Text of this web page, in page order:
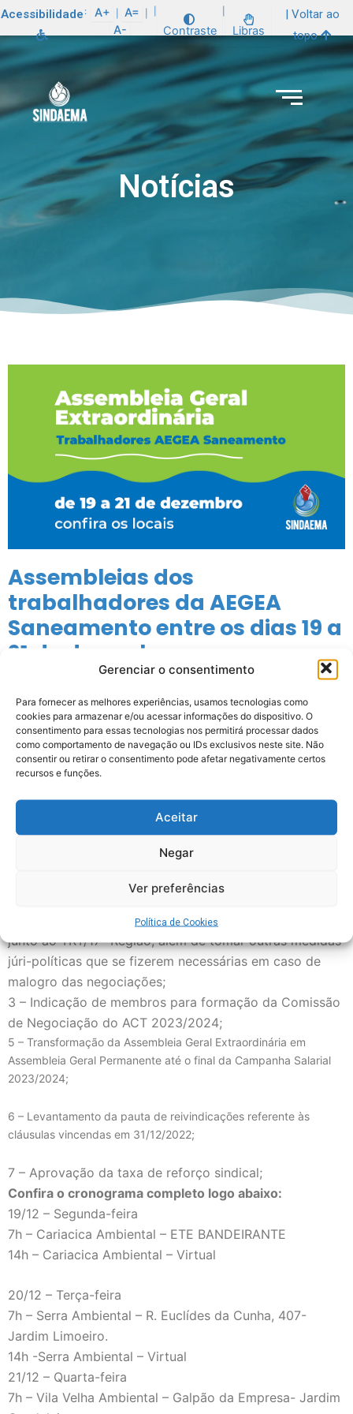
Gerenciar o consentimento
Para fornecer as melhores experiências, usamos tecnologias como
cookies para armazenar e/ou acessar informações do dispositivo. O
consentimento para essas tecnologias nos permitirá processar dados
como comportamento de navegação ou IDs exclusivos neste site. Não
consentir ou retirar o consentimento pode afetar negativamente certos
recursos e funções.
Aceitar
Negar
Ver preferências
Política de Cookies
Acessibilidade : A+ A=
A- Contraste Libras
| Voltar ao
topo
Notícias
Assembleias dos
trabalhadores da AEGEA
Saneamento entre os dias 19 a
21 de dezembro
Assembleias presenciais e onlines com os trabalhadores da
AEGEA Saneamento lotados em: Ambiental Cariacica
Concessionária de Saneamento SPE S/A, Concessionária De
Saneamento Serra Ambiental S/A e Vila Velha Ambiental para
Assembleia Geral Extraordinária para deliberar sobre os
seguintes pontos:
1 – Autorização ao SINDAEMA para celebrar e ratificar,
durante ano de 2023/2024, Acordo Coletivo de
2 – Autorização ao SINDAEMA para suscitar Dissídio
Coletivo de Trabalho de natureza econômica ou jurídica
junto ao TRT/17ª Região, além de tomar outras medidas
júri-políticas que se fizerem necessárias em caso de
malogro das negociações;
3 – Indicação de membros para formação da Comissão
de Negociação do ACT 2023/2024;
5 – Transformação da Assembleia Geral Extraordinária em
Assembleia Geral Permanente até o final da Campanha Salarial
2023/2024;
6 – Levantamento da pauta de reivindicações referente às
cláusulas vincendas em 31/12/2022;
7 – Aprovação da taxa de reforço sindical;
Confira o cronograma completo logo abaixo:
19/12 – Segunda-feira
7h – Cariacica Ambiental – ETE BANDEIRANTE
14h – Cariacica Ambiental – Virtual
20/12 – Terça-feira
7h – Serra Ambiental – R. Euclídes da Cunha, 407-
Jardim Limoeiro.
14h -Serra Ambiental – Virtual
21/12 – Quarta-feira
7h – Vila Velha Ambiental – Galpão da Empresa- Jardim